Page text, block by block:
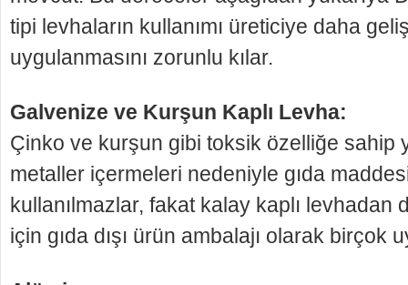
tipi levhala­rın kullanımı üreticiye daha
uygulanmasını zorunlu kılar.
Galvenize ve Kurşun Kaplı Levha:
Çinko ve kurşun gibi toksik özelliğe sahip
metaller içermeleri nedeniyle gıda
kullanılmazlar, fa­kat kalay kaplı levhadan
için gıda dışı ürün ambalajı olarak birçok